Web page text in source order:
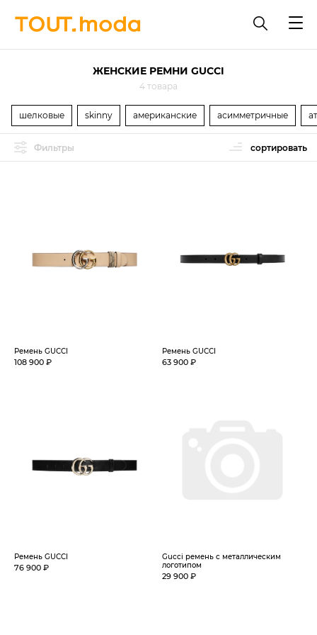
ЖЕНСКИЕ РЕМНИ GUCCI
4 товара
шелковые skinny американские асимметричные
Фильтры сортировать
Ремень GUCCI
108 900 ₽
Ремень GUCCI
63 900 ₽
Ремень GUCCI
76 900 ₽
Gucci ремень с металлическим
логотипом
29 900 ₽